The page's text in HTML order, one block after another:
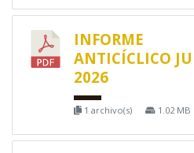
INFORME
ANTICÍCLICO
2026
1 archivo(s) 1.02 MB